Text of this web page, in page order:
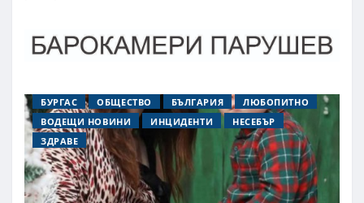
БУРГАС ОБЩЕСТВО БЪЛГАРИЯ
ЛЮБОПИТНО
ВОДЕЩИ НОВИНИ
ИНЦИДЕНТИ
НЕСЕБЪР
ЗДРАВЕ